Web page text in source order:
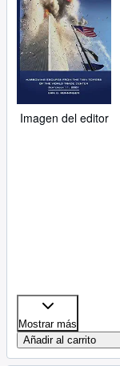
Imagen del editor
Mostrar más
Añadir al carrito